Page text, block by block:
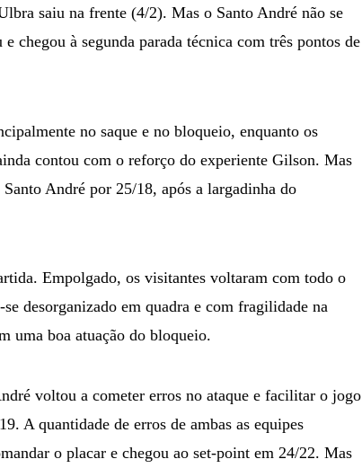
saiu na frente (4/2). Mas o Santo André não se
chegou à segunda parada técnica com três pontos de
no saque e no bloqueio, enquanto os
contou com o reforço do experiente Gilson. Mas
André por 25/18, após a largadinha do
Empolgado, os visitantes voltaram com todo o
desorganizado em quadra e com fragilidade na
uma boa atuação do bloqueio.
voltou a cometer erros no ataque e facilitar o jogo
A quantidade de erros de ambas as equipes
o placar e chegou ao set-point em 24/22. Mas